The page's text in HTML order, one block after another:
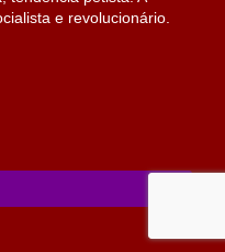
e revolucionário.